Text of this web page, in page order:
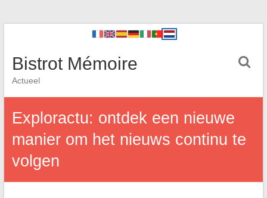
Bistrot Mémoire
Actueel
Exploractu: ontdek een nieuwe
manier om het nieuws continu te
volgen